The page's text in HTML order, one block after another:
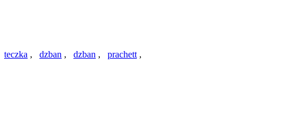
teczka , dzban , dzban , prachett,